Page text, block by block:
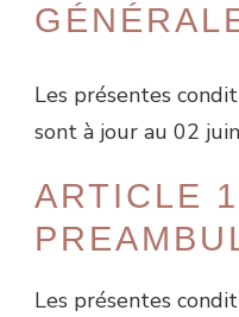
Les présentes
sont à jour au 02
ARTICLE
Les présentes